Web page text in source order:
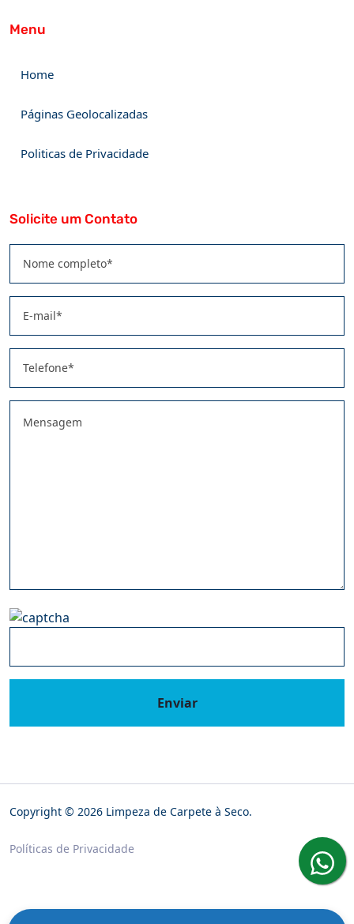
Menu
Home
Páginas Geolocalizadas
Politicas de Privacidade
Solicite um Contato
Enviar
Copyright © 2026 Limpeza de Carpete à Seco.
Políticas de Privacidade